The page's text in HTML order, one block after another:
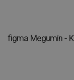
figma Megumin -